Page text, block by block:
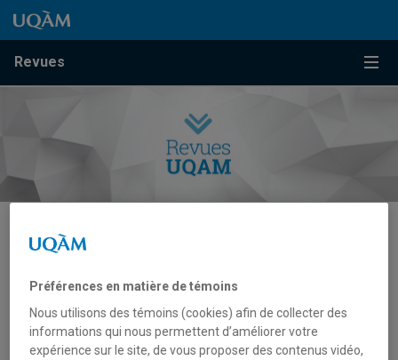
Passer au contenu
Accéder au menu principal
Accéder à la recherche
Passer au contenu
Accéder au menu principal
Revues
Interdisciplinaire
Préférences en matière de témoins
Nous utilisons des témoins (cookies) afin de collecter des
informations qui nous permettent d’améliorer votre
expérience sur le site, de vous proposer des contenus vidéo,